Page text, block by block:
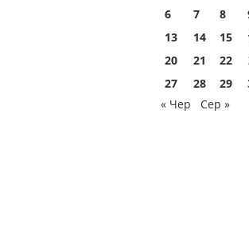
6
7 8
13
14 15
20
21 22
27
28 29
« Чер
Сер »